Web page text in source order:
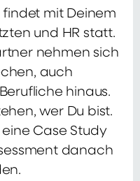
mit Deinem
und HR statt.
nehmen sich
auch
hinaus.
wer Du bist.
Case Study
danach